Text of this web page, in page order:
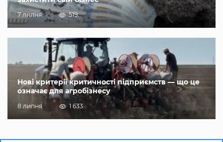
7 липня 519
Нові критерії критичності підприємств — що це
означає для агробізнесу
8 липня 1 633